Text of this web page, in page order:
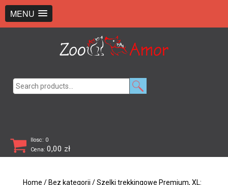
MENU
Ilosc: 0
Cena: 0,00 zł
Home / Bez kategorii / Szelki trekkingowe Premium, XL: